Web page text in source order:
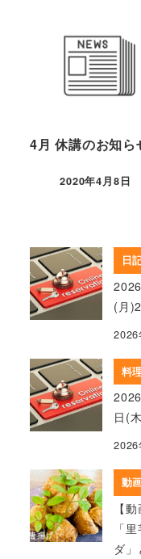
4月 休講のお知ら
2020年4月8日
日
(月
2026
料
日(
2026
動
【
「
ダ」